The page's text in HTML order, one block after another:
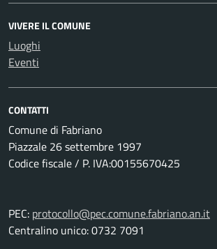
VIVERE IL COMUNE
Luoghi
Eventi
CONTATTI
Comune di Fabriano
Piazzale 26 settembre 1997
Codice fiscale / P. IVA:00155670425
PEC: protocollo@pec.comune.fabriano.an.it
Centralino unico: 0732 7091